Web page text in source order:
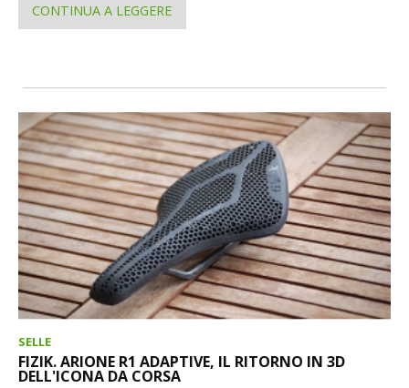
CONTINUA A LEGGERE
SELLE
FIZIK. ARIONE R1 ADAPTIVE, IL RITORNO IN 3D
DELL'ICONA DA CORSA